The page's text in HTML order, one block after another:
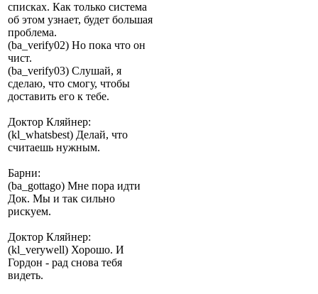
списках. Как только система
об этом узнает, будет большая
проблема.
(ba_verify02) Но пока что он
чист.
(ba_verify03) Слушай, я
сделаю, что смогу, чтобы
доставить его к тебе.
Доктор Кляйнер:
(kl_whatsbest) Делай, что
считаешь нужным.
Барни:
(ba_gottago) Мне пора идти
Док. Мы и так сильно
рискуем.
Доктор Кляйнер:
(kl_verywell) Хорошо. И
Гордон - рад снова тебя
видеть.